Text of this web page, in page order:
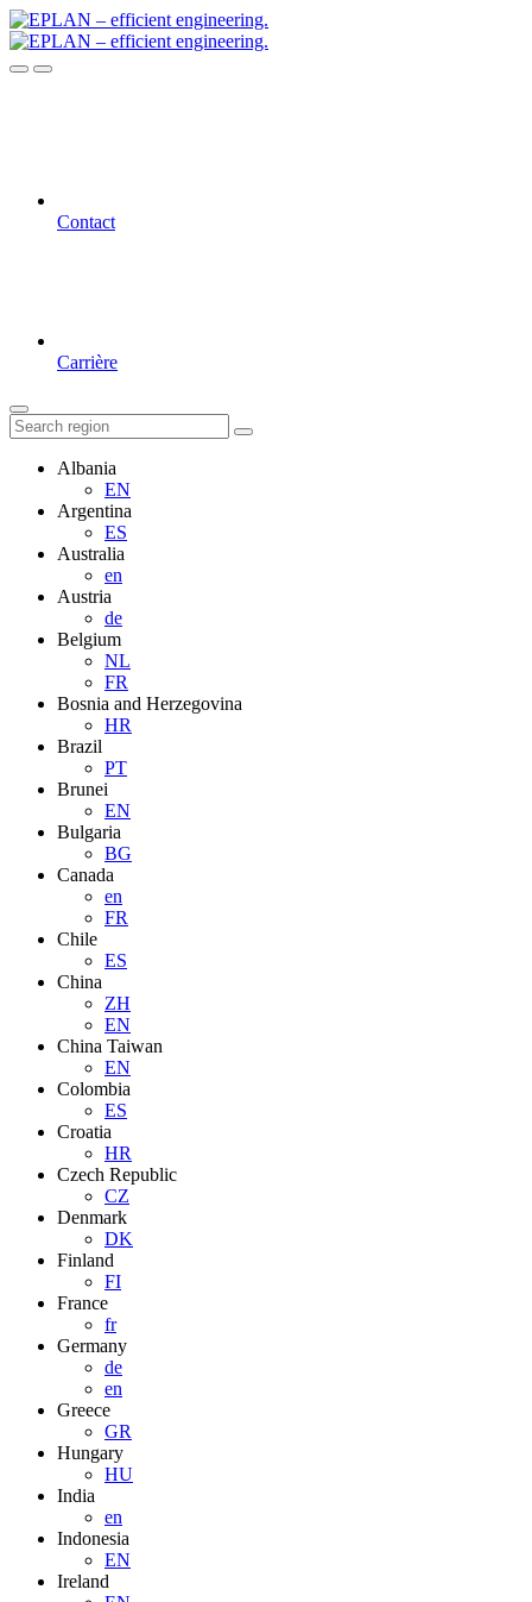
Contact
Carrière
Albania
EN
Argentina
ES
Australia
en
Austria
de
Belgium
NL
FR
Bosnia and Herzegovina
HR
Brazil
PT
Brunei
EN
Bulgaria
BG
Canada
en
FR
Chile
ES
China
ZH
EN
China Taiwan
EN
Colombia
ES
Croatia
HR
Czech Republic
CZ
Denmark
DK
Finland
FI
France
fr
Germany
de
en
Greece
GR
Hungary
HU
India
en
Indonesia
EN
Ireland